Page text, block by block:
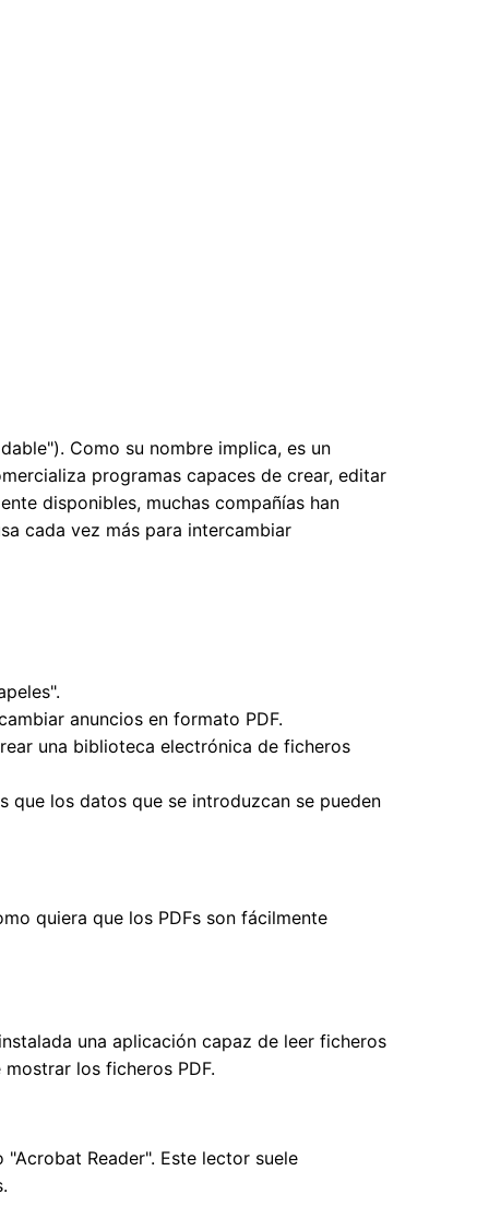
Como su nombre implica, es un
programas capaces de crear, editar
disponibles, muchas compañías han
cada vez más para intercambiar
anuncios en formato PDF.
una biblioteca electrónica de ficheros
que los datos que se introduzcan se pueden
quiera que los PDFs son fácilmente
una aplicación capaz de leer ficheros
los ficheros PDF.
Reader". Este lector suele